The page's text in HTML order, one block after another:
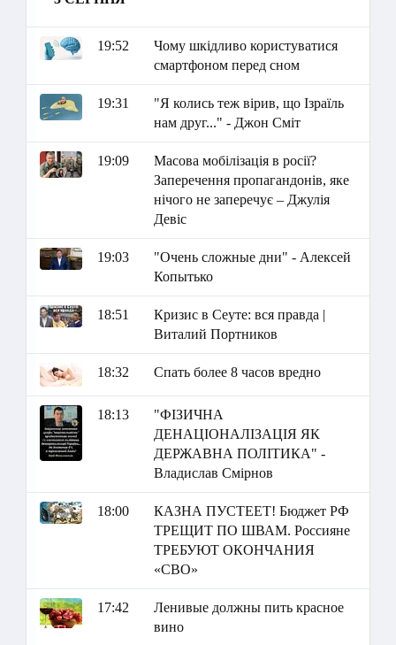
19:52
Чому шкідливо користуватися
смартфоном перед сном
19:31
"Я колись теж вірив, що Ізраїль
нам друг..." - Джон Сміт
19:09
Масова мобілізація в росії?
Заперечення пропагандонів, яке
нічого не заперечує – Джулія
Девіс
19:03
"Очень сложные дни" - Алексей
Копытько
18:51
Кризис в Сеуте: вся правда |
Виталий Портников
18:32 Спать более 8 часов вредно
18:13
"ФІЗИЧНА
ДЕНАЦІОНАЛІЗАЦІЯ ЯК
ДЕРЖАВНА ПОЛІТИКА" -
Владислав Смірнов
18:00
КАЗНА ПУСТЕЕТ! Бюджет РФ
ТРЕЩИТ ПО ШВАМ. Россияне
ТРЕБУЮТ ОКОНЧАНИЯ
«СВО»
17:42
Ленивые должны пить красное
вино